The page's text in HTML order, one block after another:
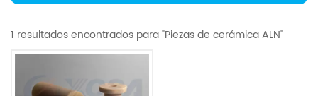
1 resultados encontrados para "Piezas de cerámica ALN"